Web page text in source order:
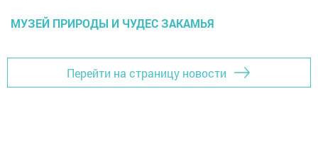
МУЗЕЙ ПРИРОДЫ И ЧУДЕС ЗАКАМЬЯ
Перейти на страницу новости